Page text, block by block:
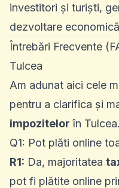
investitori și turiști,
dezvoltare
Întrebări Frecvente
Tulcea
Am adunat aici cele
pentru a clarifica și
impozitelor în Tulcea.
Q1: Pot plăti online
R1: Da, majoritatea
pot fi plătite online